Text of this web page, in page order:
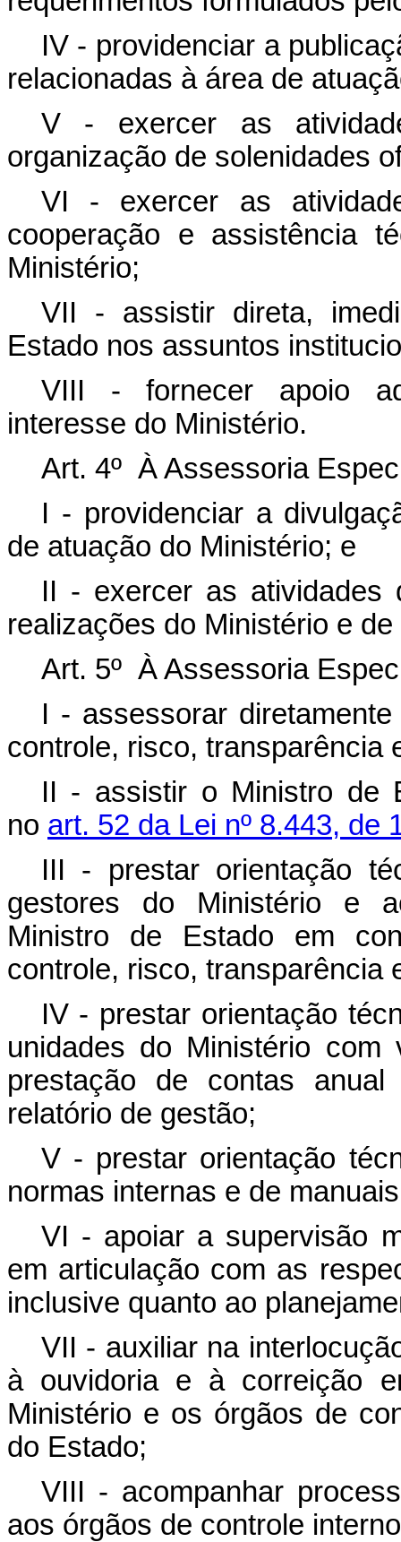
IV - providenciar a
relacionadas à área de
V - exercer as
organização de solenidades
VI - exercer as
cooperação e assistência
Ministério;
VII - assistir direta,
Estado nos assuntos
VIII - fornecer apoio
interesse do Ministério.
Art. 4º À Assessoria
I - providenciar a
de atuação do Ministério; e
II - exercer as atividades
realizações do Ministério e
Art. 5º À Assessoria
I - assessorar
controle, risco, transparência
II - assistir o Ministro de
no art. 52 da Lei nº 8.443, de
III - prestar orientação
gestores do Ministério e
Ministro de Estado em
controle, risco, transparência
IV - prestar orientação
unidades do Ministério
prestação de contas
relatório de gestão;
V - prestar orientação
normas internas e de
VI - apoiar a supervisão
em articulação com as
inclusive quanto ao
VII - auxiliar na
à ouvidoria e à correição
Ministério e os órgãos de
do Estado;
VIII - acompanhar
aos órgãos de controle